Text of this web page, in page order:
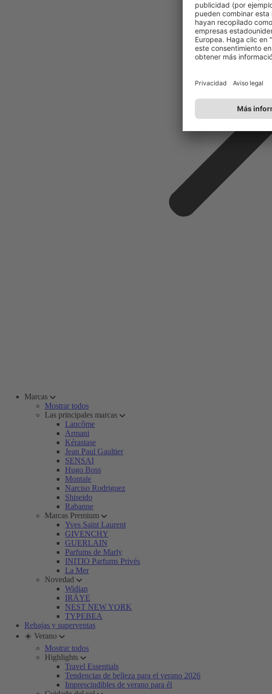
Marcas
Mostrar todos
Las principales marcas
Lancôme
Armani
Kérastase
Jean Paul Gaultier
SENSAI
Hugo Boss
Montale
Narciso Rodriguez
Shiseido
Rabanne
Marcas Premium
Yves Saint Laurent
GIVENCHY
GUERLAIN
Parfums de Marly
INITIO Parfums Privés
La Mer
Novedad
Widian
IRÄYE
NEST NEW YORK
TYPEBEA
Rebajas y superventas
☀️ Verano
Mostrar todos
Highlights
Travel Essentials
Tendencias de belleza para el verano 2026
Imprescindibles de verano para él